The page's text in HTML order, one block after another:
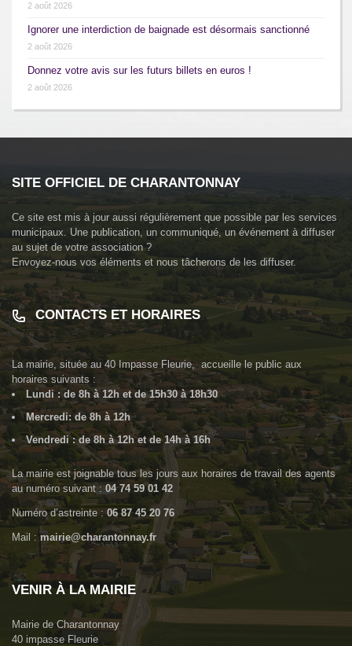
2 août 2026
Ignorer une interdiction de baignade est désormais sanctionné
2 août 2026
Donnez votre avis sur les futurs billets en euros !
2 août 2026
SITE OFFICIEL DE CHARANTONNAY
Ce site est mis à jour aussi régulièrement que possible par les services
municipaux. Une publication, un communiqué, un événement à diffuser
au sujet de votre association ?
Envoyez-nous vos éléments et nous tâcherons de les diffuser.
CONTACTS ET HORAIRES
La mairie, située au 40 Impasse Fleurie, accueille le public aux
horaires suivants :
Lundi : de 8h à 12h et de 15h30 à 18h30
Mercredi: de 8h à 12h
Vendredi : de 8h à 12h et de 14h à 16h
La mairie est joignable tous les jours aux horaires de travail des agents
au numéro suivant :04 74 59 01 42
Numéro d’astreinte : 06 87 45 20 76
Mail :mairie@charantonnay.fr
VENIR À LA MAIRIE
Mairie de Charantonnay
40 impasse Fleurie